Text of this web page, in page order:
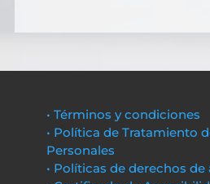
• Términos y condiciones
• Política de Tratamiento
Personales
• Políticas de derechos de